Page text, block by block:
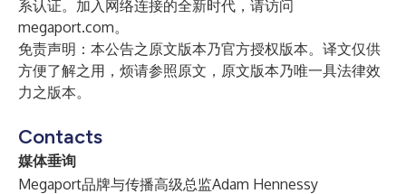
系认证。加入网络连接的全新时代，请访问
megaport.com。
免责声明：本公告之原文版本乃官方授权版本。译文仅供
方便了解之用，烦请参照原文，原文版本乃唯一具法律效
力之版本。
Contacts
媒体垂询
Megaport品牌与传播高级总监Adam Hennessy